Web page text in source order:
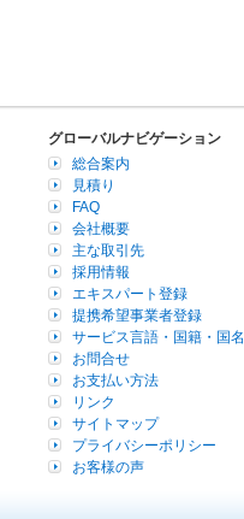
グローバルナビゲーション
総合案内
見積り
FAQ
会社概要
主な取引先
採用情報
エキスパート登録
提携希望事業者登録
サービス言語・国籍・国名
お問合せ
お支払い方法
リンク
サイトマップ
プライバシーポリシー
お客様の声